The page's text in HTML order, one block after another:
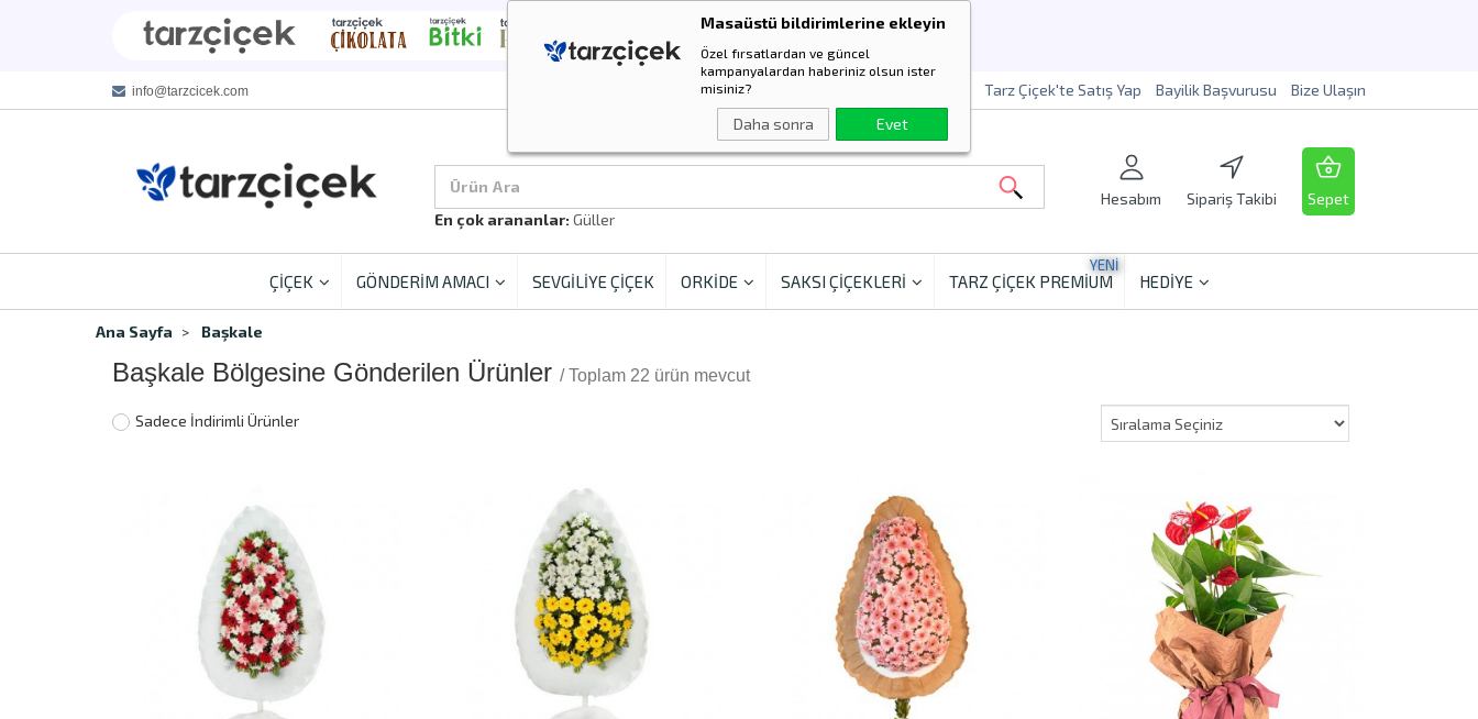
Masaüstü bildirimlerine ekleyin
Özel fırsatlardan ve güncel
kampanyalardan haberiniz olsun ister
misiniz?
Daha sonra Evet
info@tarzcicek.com Tarz Çiçek'te Satış Yap Bayilik Başvurusu Bize Ulaşın
Ürün Ara
En çok arananlar: Güller
Hesabım Sipariş Takibi Sepet
ÇİÇEK GÖNDERİM AMACI SEVGİLİYE ÇİÇEK ORKİDE SAKSI ÇİÇEKLERİ TARZ ÇİÇEK PREMİUM
YENİ
HEDİYE
Ana Sayfa Başkale
Başkale Bölgesine Gönderilen Ürünler / Toplam 22 ürün mevcut
Sadece İndirimli Ürünler